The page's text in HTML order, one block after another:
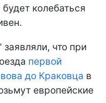
колебаться
что при
первой
до Краковца в
европейские